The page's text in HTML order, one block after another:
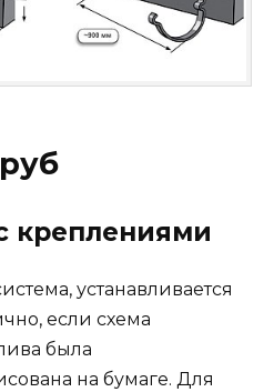
креплениями
устанавливается
если схема
была
на бумаге. Для